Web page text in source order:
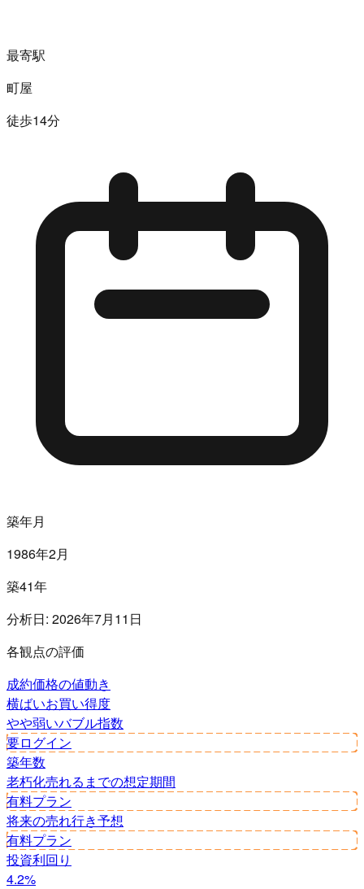
最寄駅
町屋
徒歩14分
築年月
1986年2月
築41年
分析日: 2026年7月11日
各観点の評価
成約価格の値動き
横ばいお買い得度
やや弱いバブル指数
要ログイン
築年数
老朽化売れるまでの想定期間
有料プラン
将来の売れ行き予想
有料プラン
投資利回り
4.2%